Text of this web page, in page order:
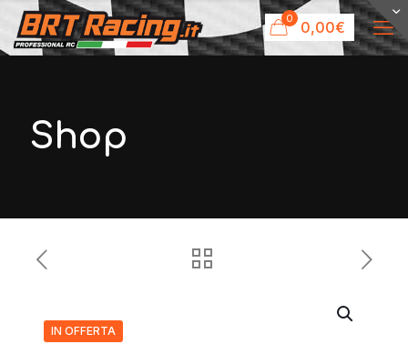
0 0,00€
Shop
IN OFFERTA